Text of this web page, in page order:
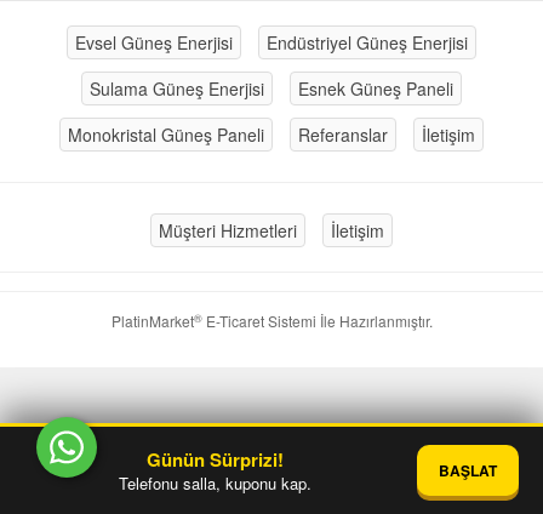
Evsel Güneş Enerjisi
Endüstriyel Güneş Enerjisi
Sulama Güneş Enerjisi
Esnek Güneş Paneli
Monokristal Güneş Paneli
Referanslar İletişim
Müşteri Hizmetleri İletişim
PlatinMarket®E-Ticaret Sistemi İle Hazırlanmıştır.
Günün Sürprizi!
Telefonu salla, kuponu kap.
BAŞLAT